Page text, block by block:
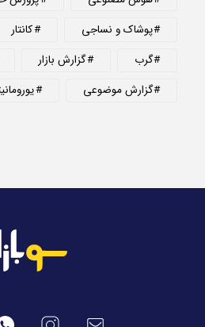
پوشاک و نساجی
کانتار
گرب
گزارش بازار
گزارش موضوعی